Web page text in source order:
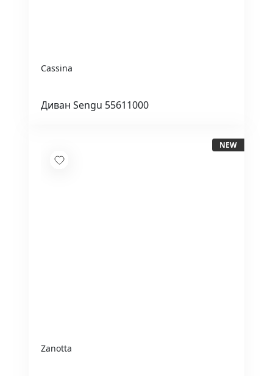
Cassina
Диван Sengu 55611000
NEW
Zanotta